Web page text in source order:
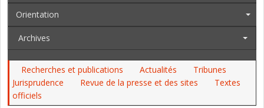
Orientation
Archives
Recherches et publications Actualités
Tribunes
Jurisprudence
Revue de la presse et des sites
Textes
officiels